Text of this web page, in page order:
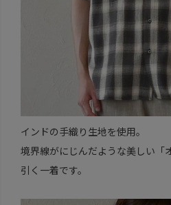
インドの手織り生地を使用。
境界線がにじんだような美しい「
引く一着です。